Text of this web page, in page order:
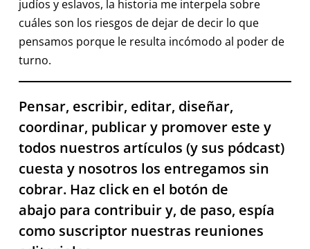
judíos y eslavos, la historia me interpela sobre
cuáles son los riesgos de dejar de decir lo que
pensamos porque le resulta incómodo al poder de
turno.
Pensar, escribir, editar, diseñar,
coordinar, publicar y promover este y
todos nuestros artículos (y sus pódcast)
cuesta y nosotros los entregamos sin
cobrar. Haz click en el botón de
abajo para contribuir y, de paso, espía
como suscriptor nuestras reuniones